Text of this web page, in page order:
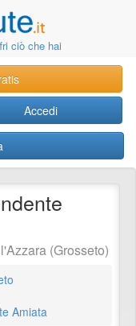
ciò che hai
Accedi
(Grosseto)
Amiata